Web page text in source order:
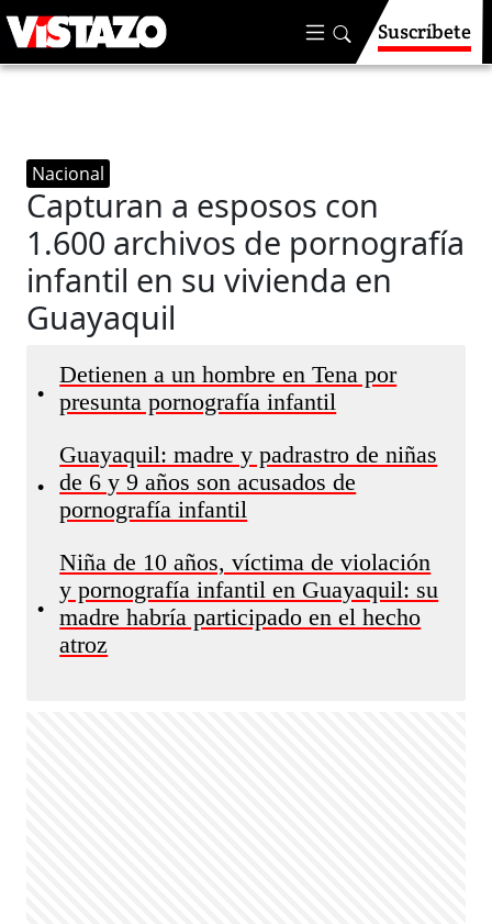
Suscríbete
Nacional
Capturan a esposos con
1.600 archivos de pornografía
infantil en su vivienda en
Guayaquil
•
Detienen a un hombre en Tena por
presunta pornografía infantil
•
Guayaquil: madre y padrastro de niñas
de 6 y 9 años son acusados de
pornografía infantil
•
Niña de 10 años, víctima de violación
y pornografía infantil en Guayaquil: su
madre habría participado en el hecho
atroz